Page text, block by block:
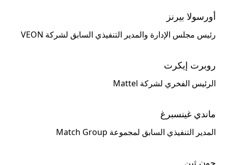
أورسولا بيرنز
رئيس مجلس الإدارة والمدير التنفيذي السابق لشركة VEON
روبرت إيكرت
الرئيس الفخري لشركة Mattel
ماندي غينسبرغ
المدير التنفيذي السابق لمجموعة Match Group
جون ثين